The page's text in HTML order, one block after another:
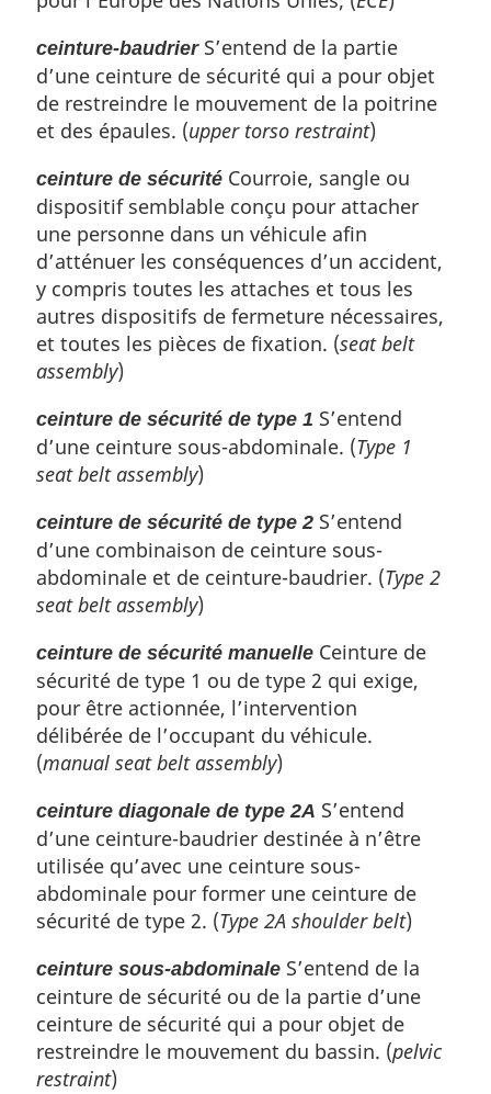
ceinture-baudrierS’entend de la partie
d’une ceinture de sécurité qui a pour objet
de restreindre le mouvement de la poitrine
et des épaules. (upper torso restraint)
ceinture de sécurité Courroie, sangle ou
dispositif semblable conçu pour attacher
une personne dans un véhicule afin
d’atténuer les conséquences d’un accident,
y compris toutes les attaches et tous les
autres dispositifs de fermeture nécessaires,
et toutes les pièces de fixation. (seat belt
assembly)
ceinture de sécurité de type 1 S’entend
d’une ceinture sous-abdominale. (Type 1
seat belt assembly)
ceinture de sécurité de type 2 S’entend
d’une combinaison de ceinture sous-
abdominale et de ceinture-baudrier. (Type 2
seat belt assembly)
ceinture de sécurité manuelle Ceinture de
sécurité de type 1 ou de type 2 qui exige,
pour être actionnée, l’intervention
délibérée de l’occupant du véhicule.
(manual seat belt assembly)
ceinture diagonale de type 2A S’entend
d’une ceinture-baudrier destinée à n’être
utilisée qu’avec une ceinture sous-
abdominale pour former une ceinture de
sécurité de type 2. (Type 2A shoulder belt)
ceinture sous-abdominale S’entend de la
ceinture de sécurité ou de la partie d’une
ceinture de sécurité qui a pour objet de
restreindre le mouvement du bassin. (pelvic
restraint)